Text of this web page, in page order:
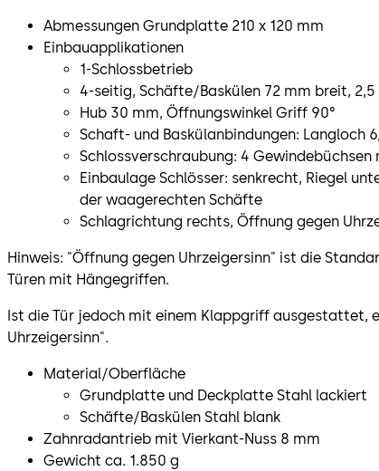
Abmessungen Grundplatte 210 x 120 mm
Einbauapplikationen
1-Schlossbetrieb
4-seitig, Schäfte/Baskülen 72 mm breit,
Hub 30 mm, Öffnungswinkel Griff 90°
Schaft- und Baskülanbindungen: Langloch
Schlossverschraubung: 4 Gewindebüchsen
Einbaulage Schlösser: senkrecht, Riegel
der waagerechten Schäfte
Schlagrichtung rechts, Öffnung gegen
Hinweis: "Öffnung gegen Uhrzeigersinn" ist die
Türen mit Hängegriffen.
Ist die Tür jedoch mit einem Klappgriff ausgestattet,
Uhrzeigersinn".
Material/Oberfläche
Grundplatte und Deckplatte Stahl lackiert
Schäfte/Baskülen Stahl blank
Zahnradantrieb mit Vierkant-Nuss 8 mm
Gewicht ca. 1.850 g